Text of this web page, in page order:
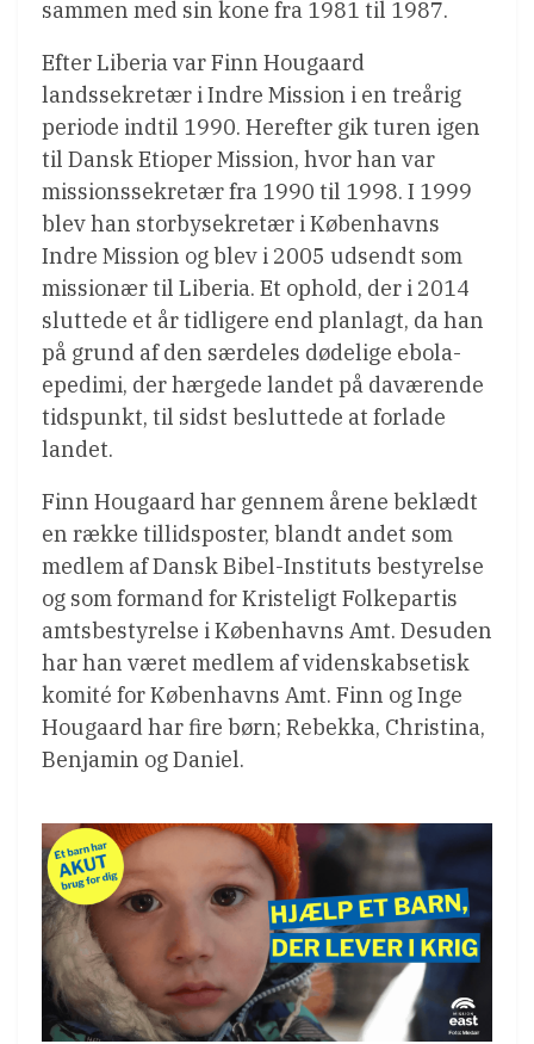
sammen med sin kone fra 1981 til 1987.
Efter Liberia var Finn Hougaard
landssekretær i Indre Mission i en treårig
periode indtil 1990. Herefter gik turen igen
til Dansk Etioper Mission, hvor han var
missionssekretær fra 1990 til 1998. I 1999
blev han storbysekretær i Københavns
Indre Mission og blev i 2005 udsendt som
missionær til Liberia. Et ophold, der i 2014
sluttede et år tidligere end planlagt, da han
på grund af den særdeles dødelige ebola-
epedimi, der hærgede landet på daværende
tidspunkt, til sidst besluttede at forlade
landet.
Finn Hougaard har gennem årene beklædt
en række tillidsposter, blandt andet som
medlem af Dansk Bibel-Instituts bestyrelse
og som formand for Kristeligt Folkepartis
amtsbestyrelse i Københavns Amt. Desuden
har han været medlem af videnskabsetisk
komité for Københavns Amt. Finn og Inge
Hougaard har fire børn; Rebekka, Christina,
Benjamin og Daniel.